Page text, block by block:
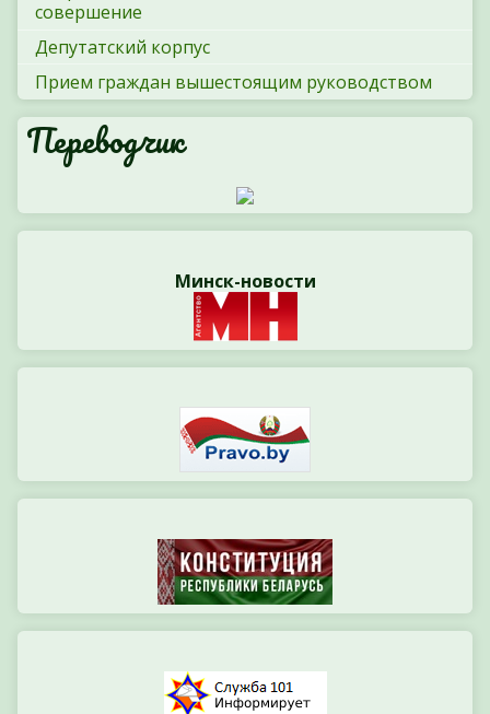
совершение
Депутатский корпус
Прием граждан вышестоящим руководством
Переводчик
Минск-новости